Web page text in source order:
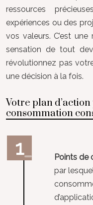
ressources
expériences ou des
vos valeurs. C’est
sensation de tout
révolutionnez pas
une décision à la fois.
Votre plan
consommation
Points de
par